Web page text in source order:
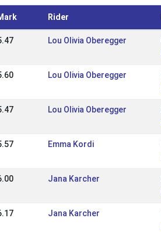
Rider
Lou Olivia Oberegger
Lou Olivia Oberegger
Lou Olivia Oberegger
Emma Kordi
Jana Karcher
Jana Karcher